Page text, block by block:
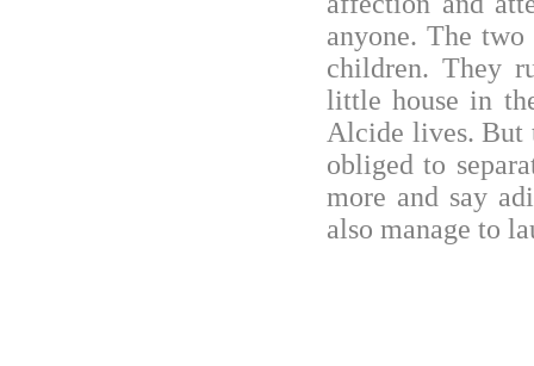
anyone. The
children. They
little house in
Alcide lives. But
obliged to
more and say
also manage to